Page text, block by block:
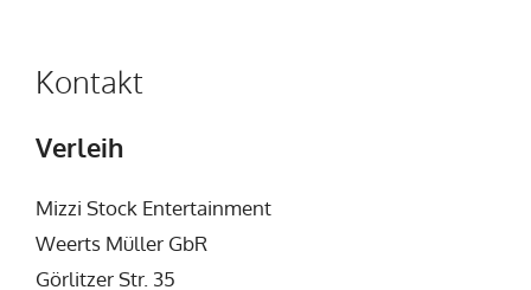
Kontakt
Verleih
Mizzi Stock Entertainment
Weerts Müller GbR
Görlitzer Str. 35